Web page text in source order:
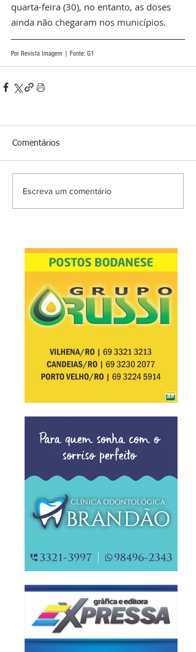
quarta-feira (30), no entanto, as doses
ainda não chegaram nos municípios.
Por Revista Imagem | Fonte: G1
Comentários
Escreva um comentário